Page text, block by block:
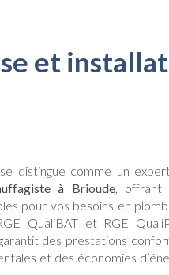
et
se distingue comme un
à Brioude, offrant
pour vos besoins en
QualiBAT et RGE
des prestations
et des économies